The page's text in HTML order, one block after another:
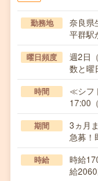
勤務地
奈良県
平群駅
曜日頻度
週2日
数と曜
時間
≪シフ
17:00
期間
3ヵ月
急募！
時給
時給
給2060